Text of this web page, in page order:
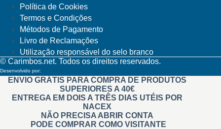
Política de Cookies
Termos e Condições
Métodos de Pagamento
Livro de Reclamações
Utilização responsável do selo branco
© Carimbos.net. Todos os direitos reservados.
Desenvolvido por:
ENVIO GRÁTIS PARA COMPRA DE PRODUTOS
SUPERIORES A 40€
ENTREGA EM DOIS A TRÊS DIAS UTÉIS POR
NACEX
NÃO PRECISA ABRIR CONTA
PODE COMPRAR COMO VISITANTE